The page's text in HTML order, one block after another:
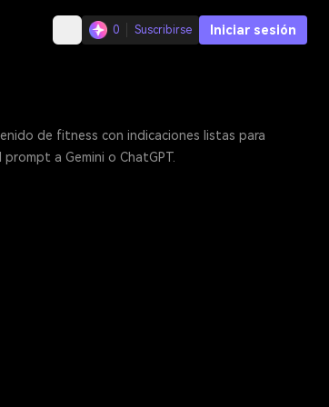
0 Suscribirse Iniciar sesión
de fitness con indicaciones listas para
a Gemini o ChatGPT.